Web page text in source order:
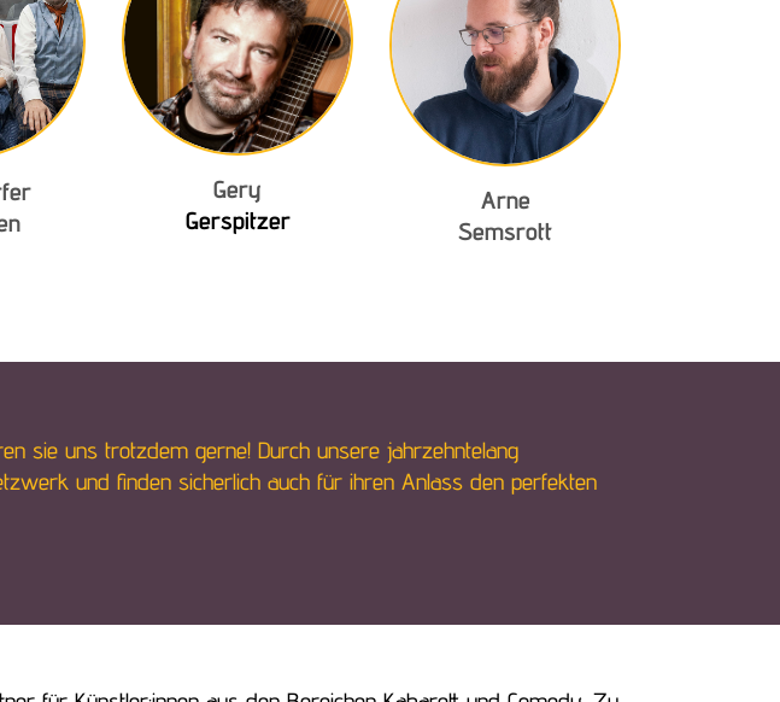
Gery
Gerspitzer
Arne
Semsrott
sie uns trotzdem gerne! Durch unsere jahrzehntelang
und finden sicherlich auch für ihren Anlass den perfekten